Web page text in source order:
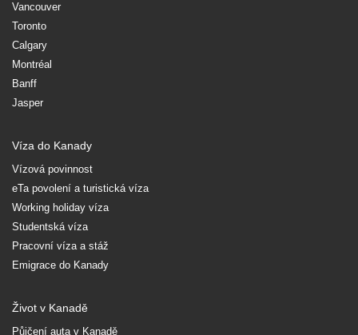
Vancouver
Toronto
Calgary
Montréal
Banff
Jasper
Víza do Kanady
Vízová povinnost
eTa povolení a turistická víza
Working holiday víza
Studentská víza
Pracovní víza a stáž
Emigrace do Kanady
Život v Kanadě
Půjčení auta v Kanadě